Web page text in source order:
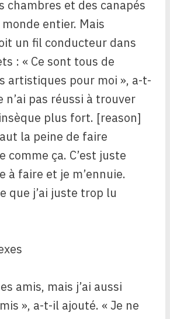
chambres et des canapés
entier. Mais
un fil conducteur dans
: « Ce sont tous de
artistiques pour moi », a-t-
n’ai pas réussi à trouver
plus fort. [reason]
la peine de faire
comme ça. C’est juste
à faire et je m’ennuie.
que j’ai juste trop lu
amis, mais j’ai aussi
», a-t-il ajouté. « Je ne